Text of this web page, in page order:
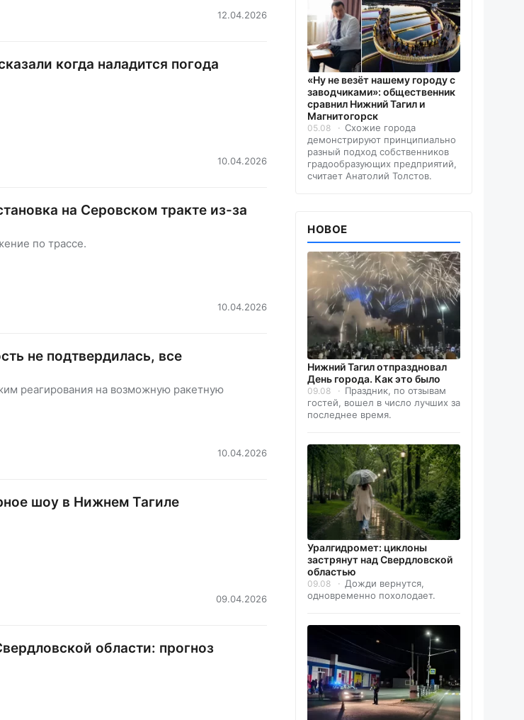
12.04.2026
когда наладится погода
10.04.2026
на Серовском тракте из-за
по трассе.
10.04.2026
не подтвердилась, все
реагирования на возможную ракетную
10.04.2026
шоу в Нижнем Тагиле
09.04.2026
области: прогноз
«Ну не везёт нашему городу с
заводчиками»: общественник
сравнил Нижний Тагил и
Магнитогорск
05.08
Схожие города
демонстрируют принципиально
разный подход собственников
градообразующих предприятий,
считает Анатолий Толстов.
НОВОЕ
Нижний Тагил отпраздновал
День города. Как это было
09.08
Праздник, по отзывам
гостей, вошел в число лучших за
последнее время.
Уралгидромет: циклоны
застрянут над Свердловской
областью
09.08
Дожди вернутся,
одновременно похолодает.